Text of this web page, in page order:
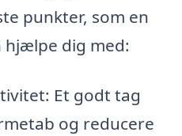
punkter, som en
dig med:
Et godt tag
og reducere